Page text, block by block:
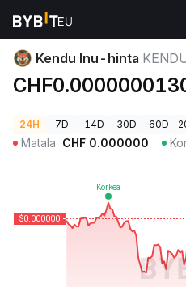
Kryptohinnat
Kendu Inu-hinta
24H 7D 14D 30D 60D
Matala CHF 0.000000